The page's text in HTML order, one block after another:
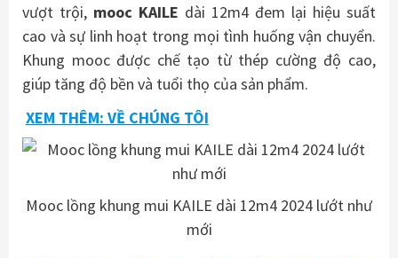
vượt trội, mooc KAILE dài 12m4 đem lại hiệu suất
cao và sự linh hoạt trong mọi tình huống vận chuyển.
Khung mooc được chế tạo từ thép cường độ cao,
giúp tăng độ bền và tuổi thọ của sản phẩm.
XEM THÊM: VỀ CHÚNG TÔI
Mooc lồng khung mui KAILE dài 12m4 2024 lướt như
mới